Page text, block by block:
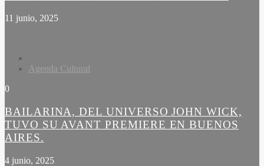
11 junio, 2025
Agenda Cultural
0
BAILARINA, DEL UNIVERSO JOHN WICK,
TUVO SU AVANT PREMIERE EN BUENOS
AIRES.
4 junio, 2025